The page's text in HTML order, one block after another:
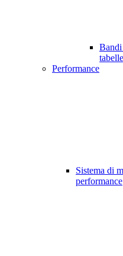
Bandi
Performance
Sistema di
performance